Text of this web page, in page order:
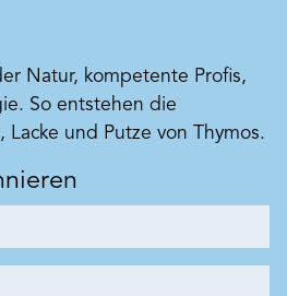
Natur, kompetente Profis,
So entstehen die
Lacke und Putze von Thymos.